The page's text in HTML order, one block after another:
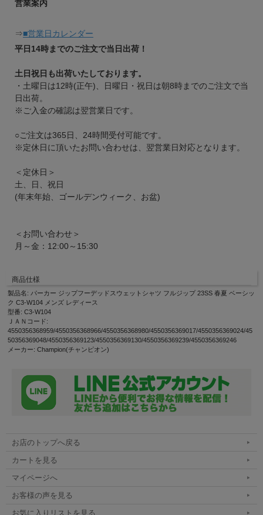
営業案内
⇒■営業日カレンダー
平日14時までのご注文で当日出荷！
土日祝日も出荷いたしております。
・土曜日は12時(正午)、日曜日・祝日は朝8時までのご注文で当
日出荷。
※ご入金の確認は翌営業日です。
○ご注文は365日、24時間受付可能です。
※定休日に頂いたお問い合わせは、翌営業日対応となります。
＜定休日＞
土、日、祝日
(年末年始、ゴールデンウィーク、お盆)
＜お問い合わせ＞
月～金：12:00～15:30
商品仕様
製品名: パーカー ジップフーデッドスウェットシャツ フルジップ 23SS 春夏 ベーシッ
ク C3-W104 メンズ レディース
型番: C3-W104
ＪＡＮコード:
4550356368959/4550356368966/4550356368980/4550356369017/4550356369024/45
50356369048/4550356369123/4550356369130/4550356369239/4550356369246
メーカー: Champion(チャンピオン)
お店のトップへ戻る
カートを見る
マイページへ
お客様の声を見る
お気に入りリストを見る